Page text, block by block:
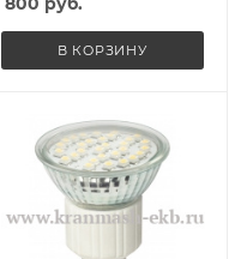
В КОРЗИНУ